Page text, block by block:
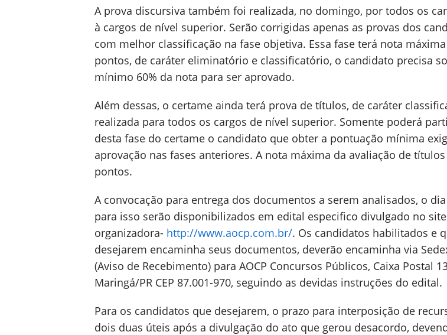
A prova discursiva também foi realizada, no domingo, por todos os
à cargos de nível superior. Serão corrigidas apenas as provas dos
com melhor classificação na fase objetiva. Essa fase terá nota
pontos, de caráter eliminatório e classificatório, o candidato precisa
mínimo 60% da nota para ser aprovado.
Além dessas, o certame ainda terá prova de títulos, de caráter
realizada para todos os cargos de nível superior. Somente poderá
desta fase do certame o candidato que obter a pontuação mínima
aprovação nas fases anteriores. A nota máxima da avaliação de
pontos.
A convocação para entrega dos documentos a serem analisados, o
para isso serão disponibilizados em edital especifico divulgado no
organizadora- http://www.aocp.com.br/. Os candidatos habilitados e
desejarem encaminha seus documentos, deverão encaminha via
(Aviso de Recebimento) para AOCP Concursos Públicos, Caixa Postal
Maringá/PR CEP 87.001-970, seguindo as devidas instruções do edital.
Para os candidatos que desejarem, o prazo para interposição de
dois duas úteis após a divulgação do ato que gerou desacordo,